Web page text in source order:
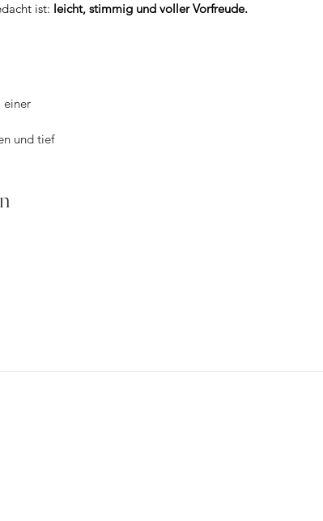
ist: leicht, stimmig und voller Vorfreude.
einer
und tief